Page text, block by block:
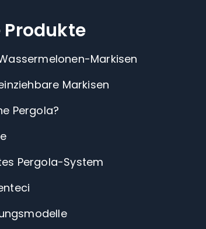
Produkte
Markisen
Markisen
Pergola?
Pergola-System